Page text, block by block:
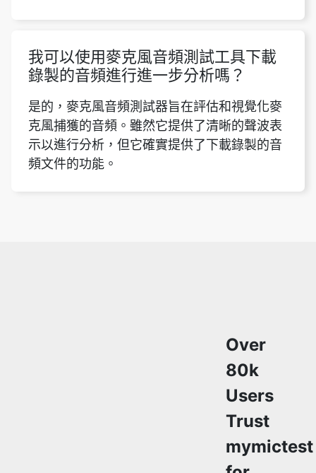
我可以使用麥克風音頻測試工具下載
錄製的音頻進行進一步分析嗎？
是的，麥克風音頻測試器旨在評估和視覺化麥
克風捕獲的音頻。雖然它提供了清晰的聲波表
示以進行分析，但它確實提供了下載錄製的音
頻文件的功能。
Over
80k
Users
Trust
mymictest